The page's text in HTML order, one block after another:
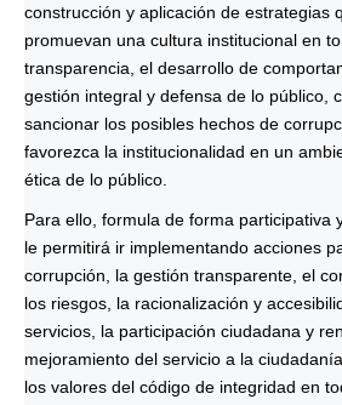
construcción y aplicación de estrategias
promuevan una cultura institucional en
transparencia, el desarrollo de
gestión integral y defensa de lo público,
sancionar los posibles hechos de
favorezca la institucionalidad en un
ética de lo público.
Para ello, formula de forma participativa
le permitirá ir implementando acciones
corrupción, la gestión transparente, el
los riesgos, la racionalización y
servicios, la participación ciudadana y
mejoramiento del servicio a la
los valores del código de integridad en